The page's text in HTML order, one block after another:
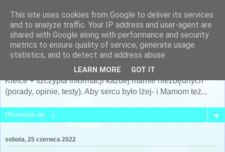
Po prostu MAMA... czyli
Siostra Archeo
Kobieta, Matka, żona... i cały mój świat... + archeologia +
Kielce + szczypta informacji każdej mamie niezbędnych
(porady, opinie, testy). Aby sercu było lżej- i Mamom też...
▼
sobota, 25 czerwca 2022
This site uses cookies from Google to deliver its services
and to analyze traffic. Your IP address and user-agent are
shared with Google along with performance and security
metrics to ensure quality of service, generate usage
statistics, and to detect and address abuse.
LEARN MORE GOT IT